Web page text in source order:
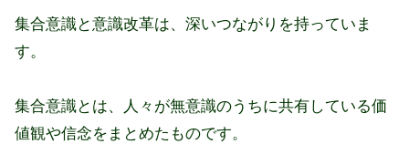
集合意識と意識改革は、深いつながりを持っていま
す。
集合意識とは、人々が無意識のうちに共有している価
値観や信念をまとめたものです。